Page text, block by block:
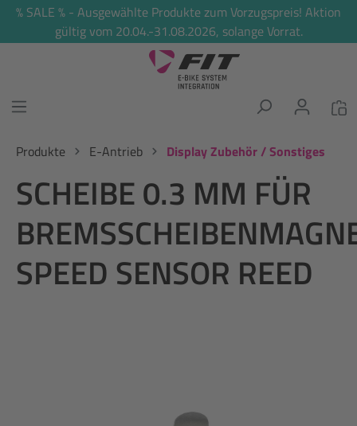
springen
% SALE % - Ausgewählte Produkte zum Vorzugspreis! Aktion
gültig vom 20.04.-31.08.2026, solange Vorrat.
Produkte E-Antrieb Display Zubehör / Sonstiges
SCHEIBE 0.3 MM FÜR
SPEED SENSOR REED